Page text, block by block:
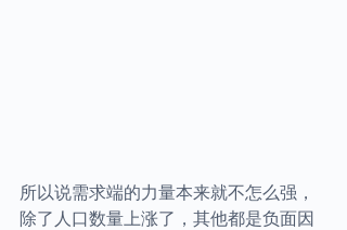
所以说需求端的力量本来就不怎么强，
除了人口数量上涨了，其他都是负面因